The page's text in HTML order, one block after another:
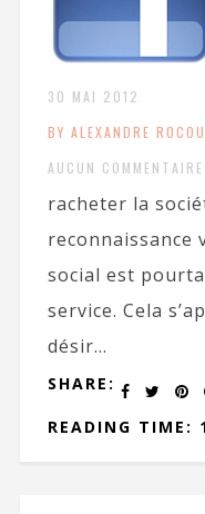
30 MAI 2012
BY ALEXANDRE
AUCUN COMMENTAIRE
racheter la
reconnaissance
social est
service. Cela
désir...
SHARE:
READING TIME: